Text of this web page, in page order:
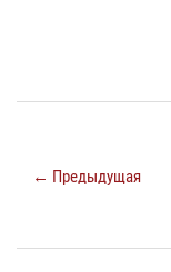
← Предыдущая